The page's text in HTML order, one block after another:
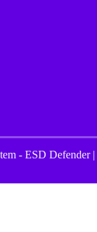
- ESD Defender |